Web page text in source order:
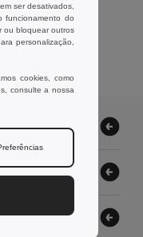
ser desativados,
funcionamento do
ou bloquear outros
personalização,
cookies, como
consulte a nossa